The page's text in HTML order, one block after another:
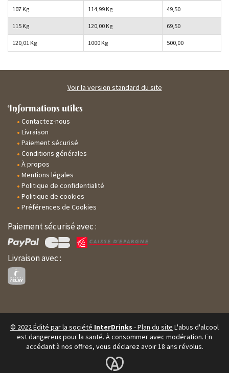
107 Kg 114,99 Kg 49,50
115 Kg 120,00 Kg 69,50
120,01 Kg 1000 Kg 500,00
Voir la version standard du site
Informations utiles
Contactez-nous
Livraison
Paiement sécurisé
Conditions générales
À propos
Mentions légales
Politique de confidentialité
Politique de cookies
Préférences de Cookies
Paiement sécurisé avec :
Livraison avec :
© 2022 Édité par la société InterDrinks -Plan du site L'abus d'alcool
est dangereux pour la santé. À consommer avec modération. En
accédant à nos offres, vous déclarez avoir 18 ans révolus.